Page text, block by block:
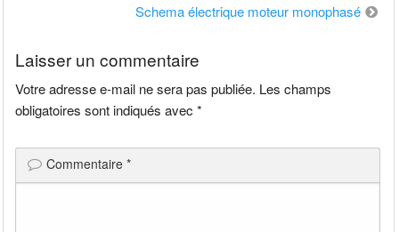
Schema électrique moteur monophasé
Laisser un commentaire
Votre adresse e-mail ne sera pas publiée. Les champs
obligatoires sont indiqués avec*
Commentaire*